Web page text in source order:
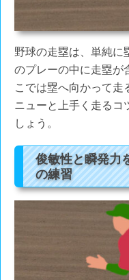
野球の走塁は、単純に
のプレーの中に走塁が
こでは塁へ向かって走
ニューと上手く走るコ
しょう。
俊敏性と瞬発力
の練習